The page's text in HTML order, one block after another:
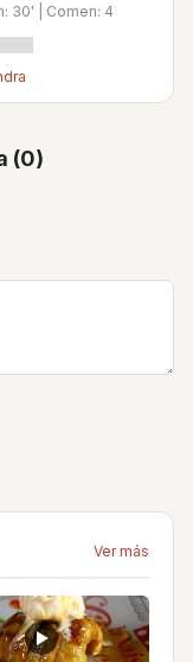
30' | Comen: 4
(0)
Ver más